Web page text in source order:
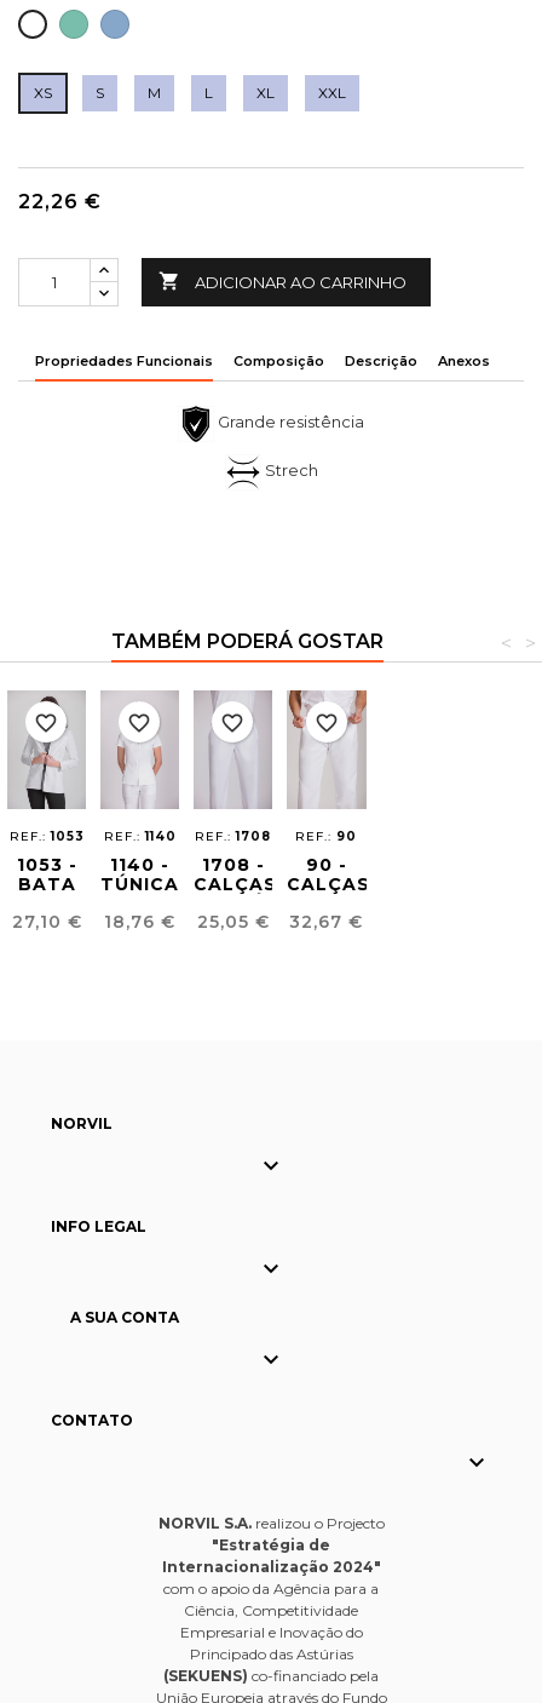
BRANCO
VERDE
ÁGUA
CELESTE
XS S M L XL XXL
22,26 €
 ADICIONAR AO CARRINHO
Propriedades Funcionais Composição Descrição Anexos
Grande resistência
Strech
TAMBÉM PODERÁ GOSTAR >
<
REF.:1053
1053 -
BATA
MULHER
Preço
27,10 €
favorite_border
REF.:1140
1140 -
TÚNICA
MULHER
Preço
18,76 €
favorite_border
REF.:1708
1708 -
CALÇAS
UNISSEXO
Preço
25,05 €
favorite_border
REF.: 90
90 -
CALÇAS
UNISSEXO
Preço
32,67 €
favorite_border
NORVIL

INFO LEGAL

A SUA CONTA

CONTATO

NORVIL S.A.realizou o Projecto
"Estratégia de
Internacionalização 2024"
com o apoio da Agência para a
Ciência, Competitividade
Empresarial e Inovação do
Principado das Astúrias
(SEKUENS) co-financiado pela
União Europeia através do Fundo